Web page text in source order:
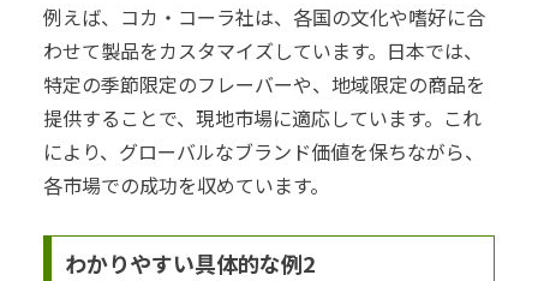
例えば、コカ・コーラ社は、各国の文化や嗜好に合
わせて製品をカスタマイズしています。日本では、
特定の季節限定のフレーバーや、地域限定の商品を
提供することで、現地市場に適応しています。これ
により、グローバルなブランド価値を保ちながら、
各市場での成功を収めています。
わかりやすい具体的な例2